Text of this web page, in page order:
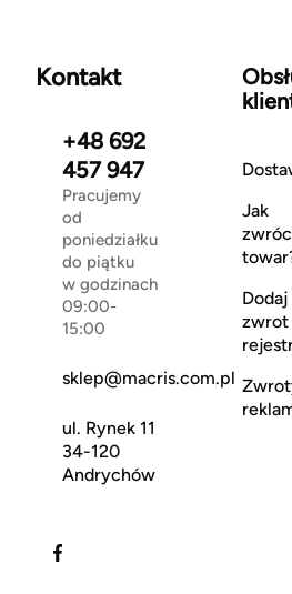
Kontakt
+48 692
457 947
Pracujemy
od
poniedziałku
do piątku
w godzinach
09:00-
15:00
sklep@macris.com.pl
ul. Rynek 11
34-120
Andrychów
Jak
Dodaj
zwrot